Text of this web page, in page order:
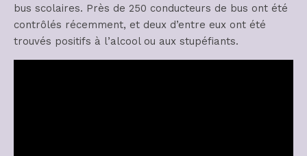
bus scolaires. Près de 250 conducteurs de bus ont été
contrôlés récemment, et deux d’entre eux ont été
trouvés positifs à l’alcool ou aux stupéfiants.